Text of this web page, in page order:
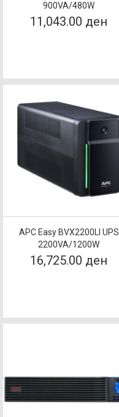
900VA/480W
11,043.00 ден
APC Easy BVX2200LI UPS
2200VA/1200W
16,725.00 ден